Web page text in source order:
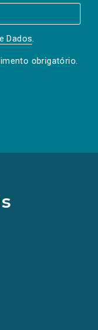
Dados.
obrigatório.